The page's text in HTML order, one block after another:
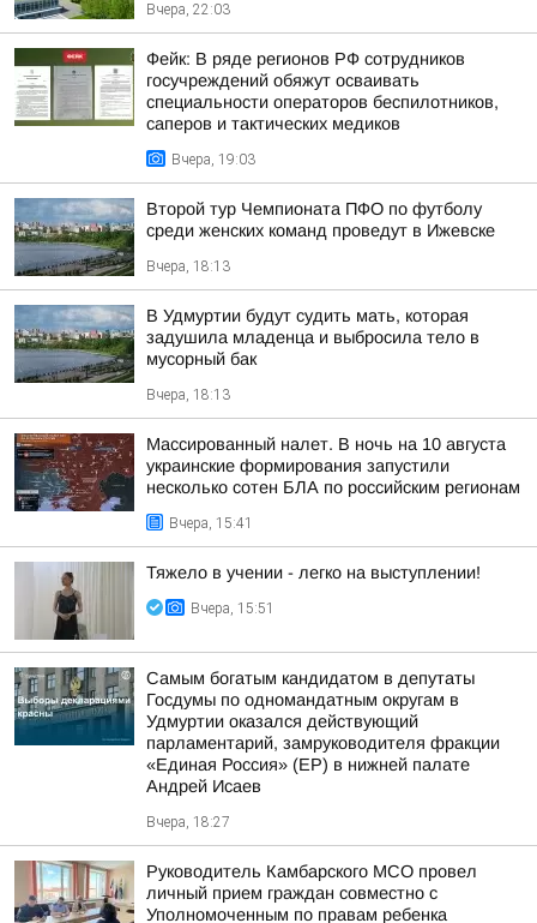
Вчера, 22:03
Фейк: В ряде регионов РФ сотрудников
госучреждений обяжут осваивать
специальности операторов беспилотников,
саперов и тактических медиков
Вчера, 19:03
Второй тур Чемпионата ПФО по футболу
среди женских команд проведут в Ижевске
Вчера, 18:13
В Удмуртии будут судить мать, которая
задушила младенца и выбросила тело в
мусорный бак
Вчера, 18:13
Массированный налет. В ночь на 10 августа
украинские формирования запустили
несколько сотен БЛА по российским регионам
Вчера, 15:41
Тяжело в учении - легко на выступлении!
Вчера, 15:51
Самым богатым кандидатом в депутаты
Госдумы по одномандатным округам в
Удмуртии оказался действующий
парламентарий, замруководителя фракции
«Единая Россия» (ЕР) в нижней палате
Андрей Исаев
Вчера, 18:27
Руководитель Камбарского МСО провел
личный прием граждан совместно с
Уполномоченным по правам ребенка